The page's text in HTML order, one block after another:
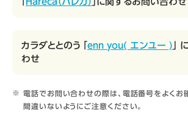
カラダととのう 「 enn you( エンユー ) 」
わせ
電話でお問い合わせの際は、電話番号をよくお
間違いないようにご注意ください。